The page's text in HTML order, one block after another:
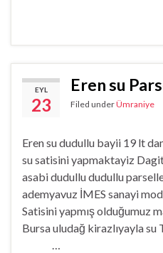
EYL
23
Eren su
Filed underÜmraniye
Eren su dudullu bayii 19 lt
su satisini yapmaktayiz
asabi dudullu dudullu
ademyavuz İMES sanayi
Satisini yapmış olduğumuz
Bursa uludağ kirazlıyayla
…